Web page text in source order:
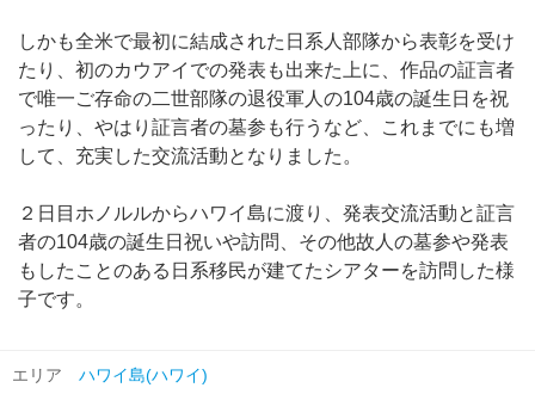
しかも全米で最初に結成された日系人部隊から表彰を受け
たり、初のカウアイでの発表も出来た上に、作品の証言者
で唯一ご存命の二世部隊の退役軍人の104歳の誕生日を祝
ったり、やはり証言者の墓参も行うなど、これまでにも増
して、充実した交流活動となりました。
２日目ホノルルからハワイ島に渡り、発表交流活動と証言
者の104歳の誕生日祝いや訪問、その他故人の墓参や発表
もしたことのある日系移民が建てたシアターを訪問した様
子です。
エリア ハワイ島(ハワイ)